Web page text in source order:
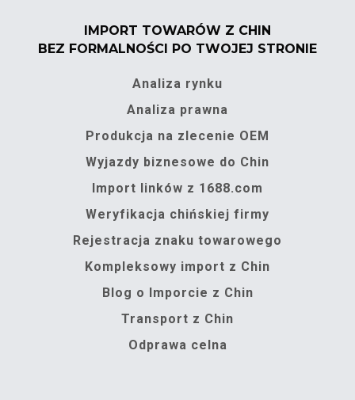
IMPORT TOWARÓW Z CHIN
BEZ FORMALNOŚCI PO TWOJEJ STRONIE
Analiza rynku
Analiza prawna
Produkcja na zlecenie OEM
Wyjazdy biznesowe do Chin
Import linków z 1688.com
Weryfikacja chińskiej firmy
Rejestracja znaku towarowego
Kompleksowy import z Chin
Blog o Imporcie z Chin
Transport z Chin
Odprawa celna